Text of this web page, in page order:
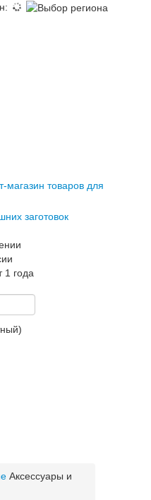
:
магазин товаров для
заготовок
1 года
Аксессуары и